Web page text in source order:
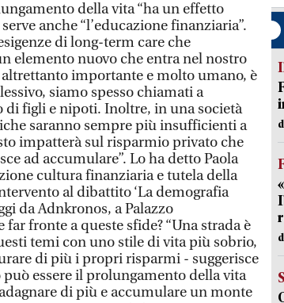
della vita “ha un effetto
anche “l’educazione finanziaria”.
di long-term care che
elemento nuovo che entra nel nostro
importante e molto umano, è
siamo spesso chiamati a
figli e nipoti. Inoltre, in una società
saranno sempre più insufficienti a
impatterà sul risparmio privato che
ad accumulare”. Lo ha detto Paola
cultura finanziaria e tutela della
al dibattito ‘La demografia
da Adnkronos, a Palazzo
fronte a queste sfide? “Una strada è
temi con uno stile di vita più sobrio,
di più i propri risparmi - suggerisce
essere il prolungamento della vita
di più e accumulare un monte